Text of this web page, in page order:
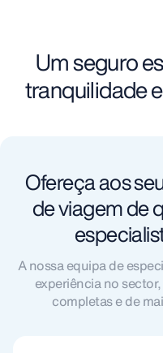
Um seguro
tranquilidade
Ofereça aos
de viagem de
A nossa equipa de
experiência no
completas e de